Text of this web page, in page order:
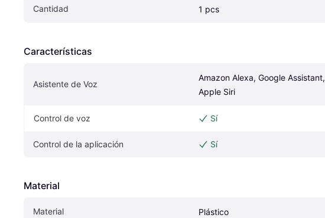
Cantidad 1 pcs
Características
Asistente de Voz
Amazon Alexa, Google Assistant,
Apple Siri
Control de voz Sí
Control de la aplicación Sí
Material
Material Plástico